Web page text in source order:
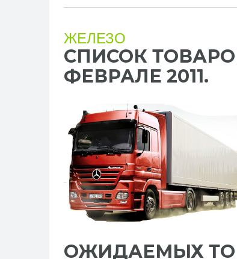
ЖЕЛЕЗО
СПИСОК
ФЕВРАЛЕ 2011.
ОЖИДАЕМЫХ